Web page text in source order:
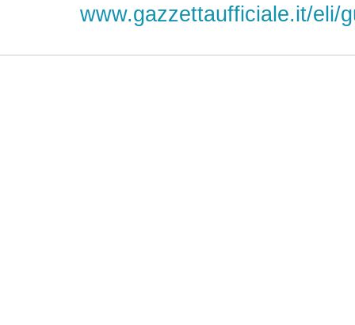
www.gazzettaufficiale.it/eli/